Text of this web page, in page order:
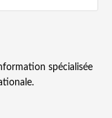
spécialisée